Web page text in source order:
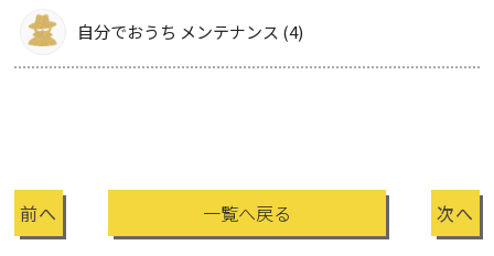
自分でおうち メンテナンス (4)
前へ 一覧へ戻る 次へ